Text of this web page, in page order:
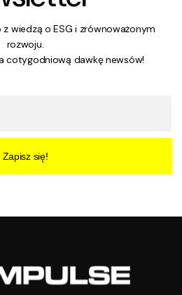
z wiedzą o ESG i zrównoważonym
rozwoju.
cotygodniową dawkę newsów!
Zapisz się!